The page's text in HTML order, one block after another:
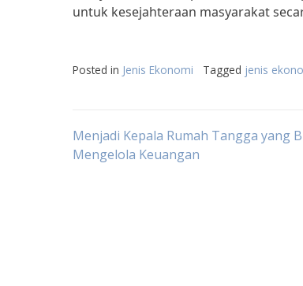
untuk kesejahteraan masyarakat
Posted in Jenis Ekonomi Tagged jenis
Post
Menjadi Kepala Rumah Tangga yang
Mengelola Keuangan